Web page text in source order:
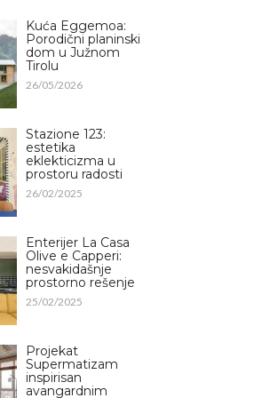
Kuća Eggemoa:
Porodični planinski
dom u Južnom
Tirolu
26/05/2026
Stazione 123:
estetika
eklekticizma u
prostoru radosti
26/02/2025
Enterijer La Casa
Olive e Capperi:
nesvakidašnje
prostorno rešenje
25/02/2025
Projekat
Supermatizam
inspirisan
avangardnim